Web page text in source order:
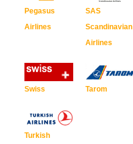
Pegasus
Airlines
SAS
Scandinavian
Airlines
Swiss Tarom
Turkish